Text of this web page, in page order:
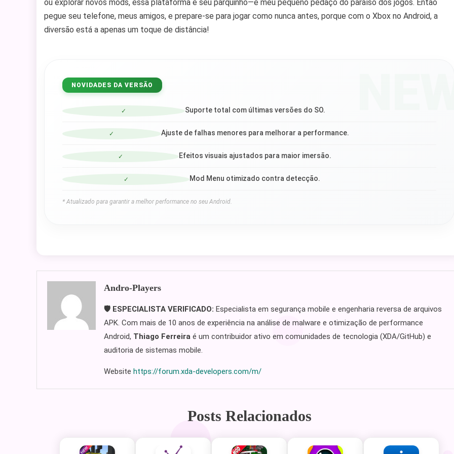
ou explorar novos mods, essa plataforma é seu parquinho—e meu pequeno pedaço do paraíso dos jogos. Então
pegue seu telefone, meus amigos, e prepare-se para jogar como nunca antes, porque com o Xbox no Android, a
diversão está a apenas um toque de distância!
NOVIDADES DA VERSÃO
✓ Suporte total com últimas versões do SO.
✓ Ajuste de falhas menores para melhorar a performance.
✓ Efeitos visuais ajustados para maior imersão.
✓ Mod Menu otimizado contra detecção.
* Atualizado para garantir a melhor performance no seu Android.
Andro-Players
🛡️ ESPECIALISTA VERIFICADO: Especialista em segurança mobile e engenharia reversa de arquivos
APK. Com mais de 10 anos de experiência na análise de malware e otimização de performance
Android, Thiago Ferreiraé um contribuidor ativo em comunidades de tecnologia (XDA/GitHub) e
auditoria de sistemas mobile.
Website https://forum.xda-developers.com/m/
Posts Relacionados